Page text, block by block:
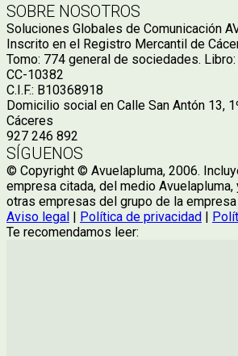
SOBRE NOSOTROS
Soluciones Globales de Comunicación
Inscrito en el Registro Mercantil de
Tomo: 774 general de sociedades. Libro:
CC-10382
C.I.F.: B10368918
Domicilio social en Calle San Antón 13,
Cáceres
927 246 892
SÍGUENOS
© Copyright © Avuelapluma, 2006.
empresa citada, del medio Avuelapluma,
otras empresas del grupo de la
Aviso legal | Política de privacidad |
Te recomendamos leer: